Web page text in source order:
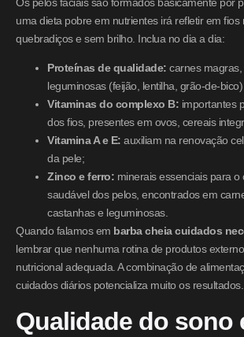
uma dieta pobre em nutrientes irá refletir em fios
quebradiços e sem brilho. Inclua no dia a dia:
Proteínas de qualidade: carnes magras,
leguminosas (feijão, lentilha, grão-de-
Vitaminas do complexo B: importantes
dos fios, presentes em ovos, cereais
Vitamina A e E: auxiliam na renovação
da pele;
Zinco e ferro: minerais essenciais para o
saudável dos pelos, encontrados em
castanhas e leguminosas.
Quando falamos em barba cheia cuidados
lembrar que nenhuma rotina de produtos
nutricional adequada. A combinação de
cuidados diários potencializa muito os resultados.
Qualidade do sono